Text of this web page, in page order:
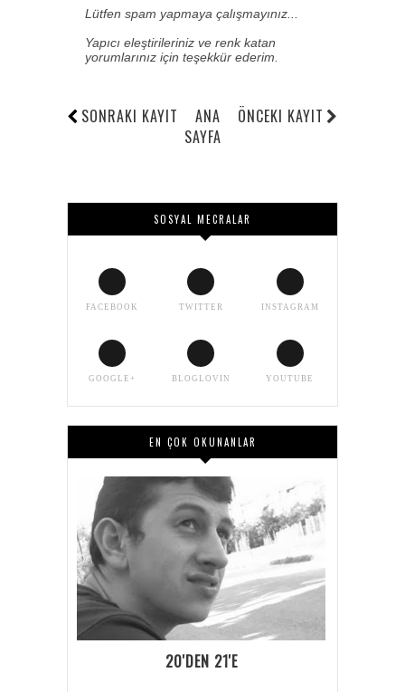
Lütfen spam yapmaya çalışmayınız...
Yapıcı eleştirileriniz ve renk katan
yorumlarınız için teşekkür ederim.
SONRAKI KAYIT ÖNCEKI KAYIT
ANA
SAYFA
SOSYAL MECRALAR
FACEBOOK TWITTER INSTAGRAM
GOOGLE+ BLOGLOVIN YOUTUBE
EN ÇOK OKUNANLAR
20'DEN 21'E